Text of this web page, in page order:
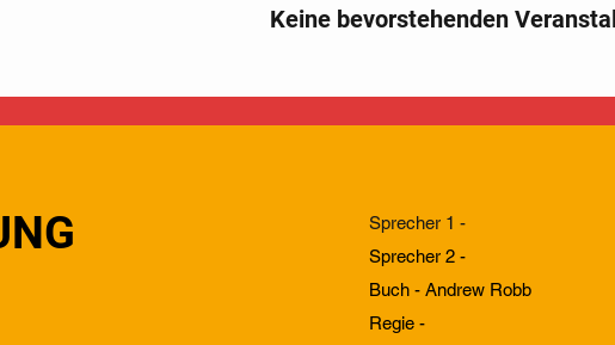
Keine bevorstehenden
Sprecher 1 -
Sprecher 2​​​ ​​ -
Buch - Andrew Robb
Regie -